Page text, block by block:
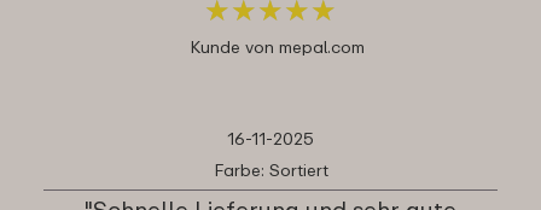
★★★★★
★★★★★
Kunde von mepal.com
16-11-2025
Farbe: Sortiert